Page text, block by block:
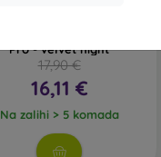
Pro - velvet night
17,90 €
16,11 €
Na zalihi > 5 komada